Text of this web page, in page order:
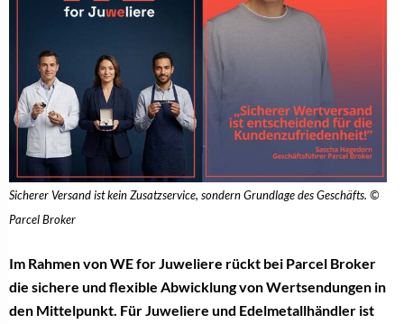
Sicherer Versand ist kein Zusatzservice, sondern Grundlage des Geschäfts. ©
Parcel Broker
Im Rahmen von WE for Juweliere rückt bei Parcel Broker
die sichere und flexible Abwicklung von Wertsendungen in
den Mittelpunkt. Für Juweliere und Edelmetallhändler ist